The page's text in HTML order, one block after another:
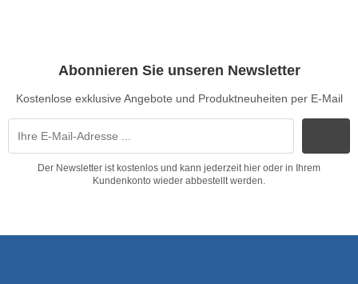
Abonnieren Sie unseren Newsletter
Kostenlose exklusive Angebote und Produktneuheiten per E-Mail
Der Newsletter ist kostenlos und kann jederzeit hier oder in Ihrem
Kundenkonto wieder abbestellt werden.